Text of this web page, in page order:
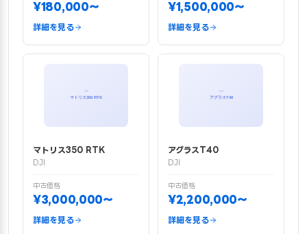
¥180,000〜
詳細を見る
¥1,500,000〜
詳細を見る
マトリス350 RTK
DJI
中古価格
¥3,000,000〜
詳細を見る
アグラスT40
DJI
中古価格
¥2,200,000〜
詳細を見る